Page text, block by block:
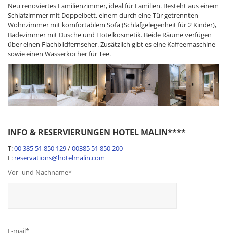
Neu renoviertes Familienzimmer, ideal für Familien. Besteht aus einem
Schlafzimmer mit Doppelbett, einem durch eine Tür getrennten
Wohnzimmer mit komfortablem Sofa (Schlafgelegenheit für 2 Kinder),
Badezimmer mit Dusche und Hotelkosmetik. Beide Räume verfügen
über einen Flachbildfernseher. Zusätzlich gibt es eine Kaffeemaschine
sowie einen Wasserkocher für Tee.
INFO & RESERVIERUNGEN HOTEL MALIN****
T:00 385 51 850 129/00385 51 850 200
E: reservations@hotelmalin.com
Vor- und Nachname*
E-mail*